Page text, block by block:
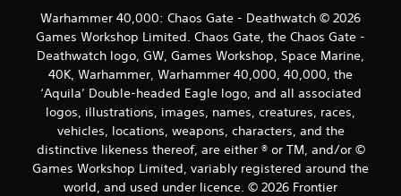
Warhammer 40,000: Chaos Gate - Deathwatch © 2026
Games Workshop Limited. Chaos Gate, the Chaos Gate -
Deathwatch logo, GW, Games Workshop, Space Marine,
40K, Warhammer, Warhammer 40,000, 40,000, the
‘Aquila’ Double-headed Eagle logo, and all associated
logos, illustrations, images, names, creatures, races,
vehicles, locations, weapons, characters, and the
distinctive likeness thereof, are either ® or TM, and/or ©
Games Workshop Limited, variably registered around the
world, and used under licence. © 2026 Frontier